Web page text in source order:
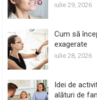
iulie 29, 2026
Cum să
exagerate
iulie 28, 2026
Idei de
alături de